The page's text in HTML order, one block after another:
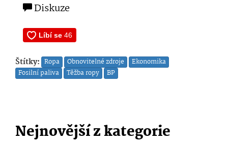
Diskuze
Štítky: Ropa Obnovitelné zdroje
Ekonomika
Fosilní paliva
Těžba ropy BP
Nejnovější z kategorie